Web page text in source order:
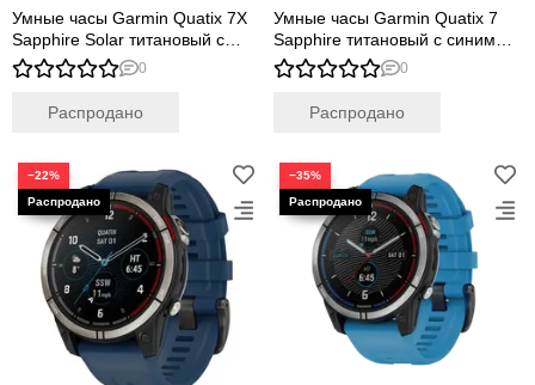
Умные часы Garmin Quatix 7X
Sapphire Solar титановый с
серебристым титановым
браслетом
0
Распродано
Умные часы Garmin Quatix 7
Sapphire титановый с синим
силиконовым ремешком
0
Распродано
−22% −35%